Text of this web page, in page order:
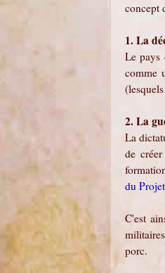
concept
1. La
Le pays
comme
2. La
La
de
du
C'est
porc.